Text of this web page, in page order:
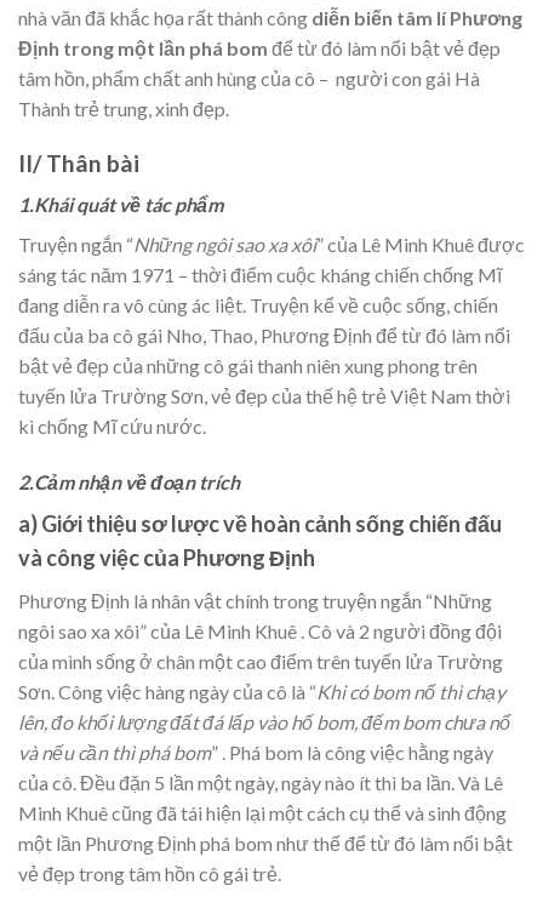
nhà văn đã khắc họa rất thành công diễn biến tâm lí Phương
Định trong một lần phá bom để từ đó làm nổi bật vẻ đẹp
tâm hồn, phẩm chất anh hùng của cô – người con gái Hà
Thành trẻ trung, xinh đẹp.
II/ Thân bài
1.Khái quát về tác phẩm
Truyện ngắn “Những ngôi sao xa xôi” của Lê Minh Khuê được
sáng tác năm 1971 – thời điểm cuộc kháng chiến chống Mĩ
đang diễn ra vô cùng ác liệt. Truyện kể về cuộc sống, chiến
đấu của ba cô gái Nho, Thao, Phương Định để từ đó làm nổi
bật vẻ đẹp của những cô gái thanh niên xung phong trên
tuyến lửa Trường Sơn, vẻ đẹp của thế hệ trẻ Việt Nam thời
kì chống Mĩ cứu nước.
2.Cảm nhận về đoạn trích
a) Giới thiệu sơ lược về hoàn cảnh sống chiến đấu
và công việc của Phương Định
Phương Định là nhân vật chính trong truyện ngắn “Những
ngôi sao xa xôi” của Lê Minh Khuê . Cô và 2 người đồng đội
của mình sống ở chân một cao điểm trên tuyến lửa Trường
Sơn. Công việc hàng ngày của cô là “Khi có bom nổ thì chạy
lên, đo khối lượng đất đá lấp vào hố bom, đếm bom chưa nổ
và nếu cần thì phá bom” . Phá bom là công việc hằng ngày
của cô. Đều đặn 5 lần một ngày, ngày nào ít thì ba lần. Và Lê
Minh Khuê cũng đã tái hiện lại một cách cụ thể và sinh động
một lần Phương Định phá bom như thế để từ đó làm nổi bật
vẻ đẹp trong tâm hồn cô gái trẻ.